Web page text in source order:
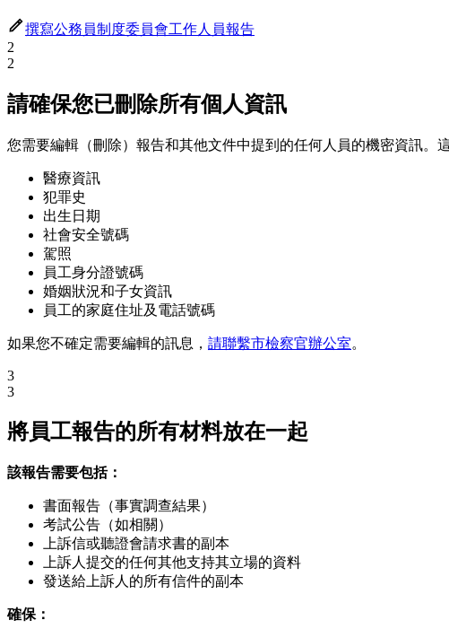
撰寫公務員制度委員會工作人員報告
2
2
請確保您已刪除所有個人資訊
您需要編輯（刪除）報告和其他文件中提到的任何人員的機密資訊。
醫療資訊
犯罪史
出生日期
社會安全號碼
駕照
員工身分證號碼
婚姻狀況和子女資訊
員工的家庭住址及電話號碼
如果您不確定需要編輯的訊息， 請聯繫市檢察官辦公室。
3
3
將員工報告的所有材料放在一起
該報告需要包括：
書面報告（事實調查結果）
考試公告（如相關）
上訴信或聽證會請求書的副本
上訴人提交的任何其他支持其立場的資料
發送給上訴人的所有信件的副本
確保：